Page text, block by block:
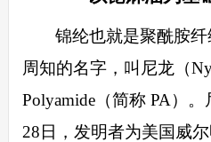
锦纶也就是聚酰胺
周知的名字，叫尼龙（
Polyamide（简称 PA）。
28日，发明者为美国威